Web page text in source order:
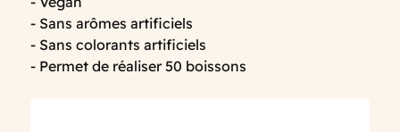
- Sans arômes artificiels
- Sans colorants artificiels
- Permet de réaliser 50 boissons